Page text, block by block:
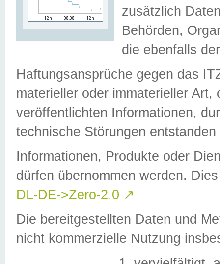
zusätzlich
Behörden,
die ebenfalls
Haftungsansprüche gegen das
materieller oder immaterieller
veröffentlichten Informationen,
technische Störungen
Informationen, Produkte oder
dürfen übernommen werden.
DL-DE->Zero-2.0 ↗
Die bereitgestellten Daten und
nicht kommerzielle Nutzung